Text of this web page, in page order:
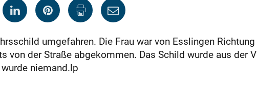
umgefahren. Die Frau war von Esslingen
von der Straße abgekommen. Das Schild wurde aus der
niemand.lp